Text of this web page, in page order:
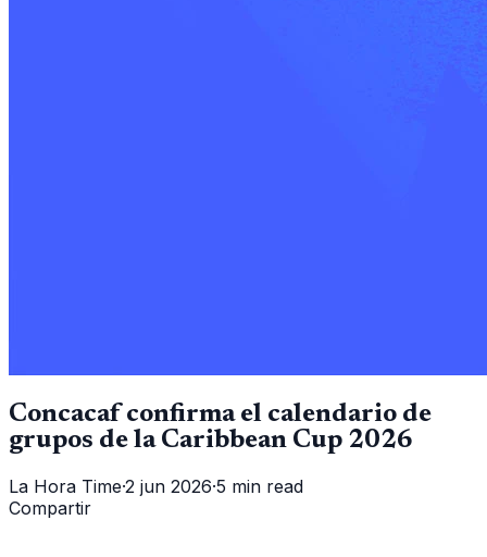
Concacaf confirma el calendario de
grupos de la Caribbean Cup 2026
La Hora Time·2 jun 2026·5 min read
Compartir